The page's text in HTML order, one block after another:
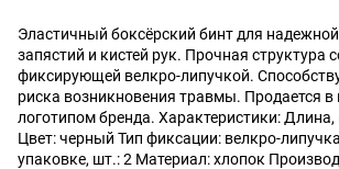
Эластичный боксёрский бинт для
запястий и кистей рук. Прочная структура
фиксирующей велкро-липучкой.
риска возникновения травмы. Продается
логотипом бренда. Характеристики: Длина,
Цвет: черный Тип фиксации: велкро-
упаковке, шт.: 2 Материал: хлопок